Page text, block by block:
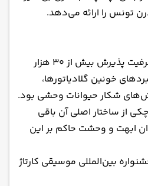
تونس را ارائه می‌دهد.
این آمفی‌تئاتر عظیم که ظرفیت پذیرش بیش از 30 هزار
خونین گلادیاتورها،
شکار حیوانات وحشی بود.
از ساختار اصلی آن باقی
ابهت و وحشت حاکم بر این
بین‌المللی موسیقی کارتاژ